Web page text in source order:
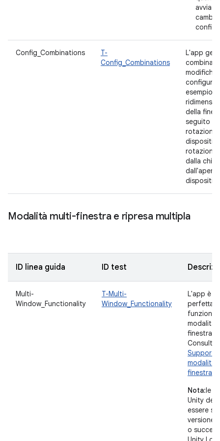
Config_Combinations
T-
Config_Combinations
L'app
modifiche
esempio il
della
seguito
rotazione
rotazione
dalla
Modalità multi-finestra e ripresa multipla
ID linea guida ID test
Multi-
Window_Functionality
T-Multi-
Window_Functionality
L'app è
modalità
finestra.
Consulta
modalità
finestra
Nota:le
Unity
essere
versione
o